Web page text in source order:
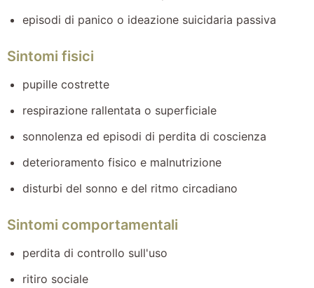
episodi di panico o ideazione suicidaria passiva
Sintomi fisici
pupille costrette
respirazione rallentata o superficiale
sonnolenza ed episodi di perdita di coscienza
deterioramento fisico e malnutrizione
disturbi del sonno e del ritmo circadiano
Sintomi comportamentali
perdita di controllo sull'uso
ritiro sociale